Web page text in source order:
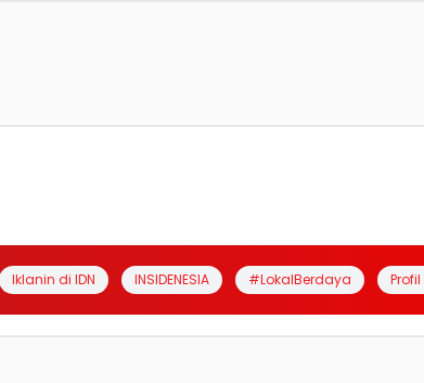
Iklanin di IDN INSIDENESIA #LokalBerdaya